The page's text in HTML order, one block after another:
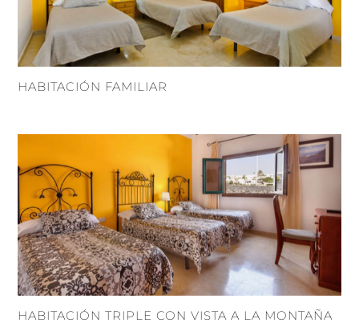
HABITACIÓN FAMILIAR
HABITACIÓN TRIPLE CON VISTA A LA MONTAÑA